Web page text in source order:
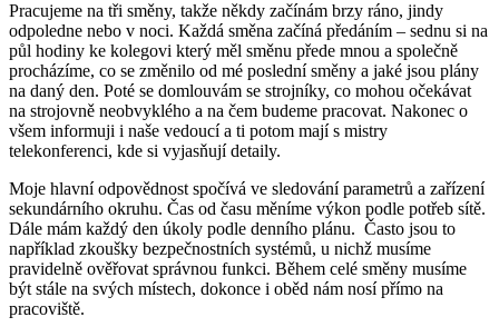
Pracujeme na tři směny, takže někdy začínám brzy ráno, jindy
odpoledne nebo v noci. Každá směna začíná předáním – sednu si na
půl hodiny ke kolegovi který měl směnu přede mnou a společně
procházíme, co se změnilo od mé poslední směny a jaké jsou plány
na daný den. Poté se domlouvám se strojníky, co mohou očekávat
na strojovně neobvyklého a na čem budeme pracovat. Nakonec o
všem informuji i naše vedoucí a ti potom mají s mistry
telekonferenci, kde si vyjasňují detaily.
Moje hlavní odpovědnost spočívá ve sledování parametrů a zařízení
sekundárního okruhu. Čas od času měníme výkon podle potřeb sítě.
Dále mám každý den úkoly podle denního plánu. Často jsou to
například zkoušky bezpečnostních systémů, u nichž musíme
pravidelně ověřovat správnou funkci. Během celé směny musíme
být stále na svých místech, dokonce i oběd nám nosí přímo na
pracoviště.